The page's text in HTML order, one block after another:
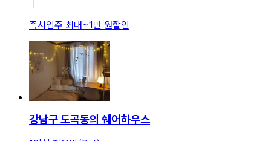
즉시입주 최대 ~1만 원할인
강남구 도곡동의 쉐어하우스